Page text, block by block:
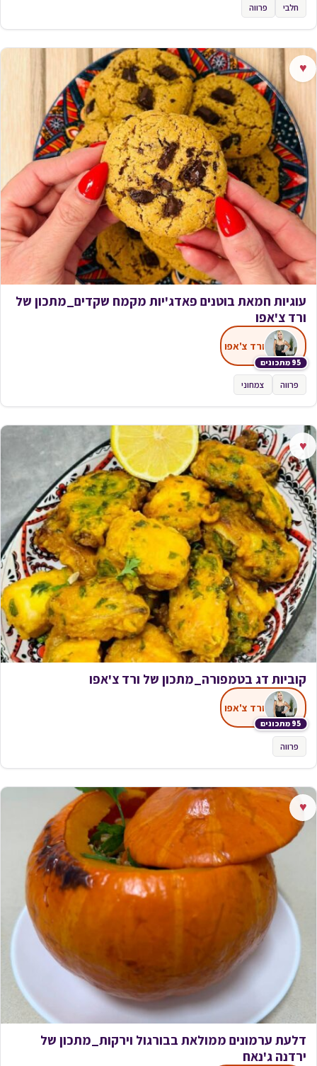
חלבי פרווה
♥
עוגיות חמאת בוטנים פאדג'יות מקמח שקדים_מתכון של
ורד צ'אפו
95 מתכונים
ורד צ'אפו
פרווה צמחוני
♥
קוביות דג בטמפורה_מתכון של ורד צ'אפו
95 מתכונים
ורד צ'אפו
פרווה
♥
דלעת ערמונים ממולאת בבורגול וירקות_מתכון של
ירדנה ג'נאח